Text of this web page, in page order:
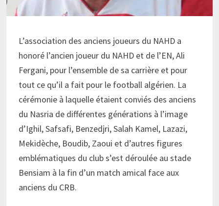
L’association des anciens joueurs du NAHD a
honoré l’ancien joueur du NAHD et de l’EN, Ali
Fergani, pour l’ensemble de sa carrière et pour
tout ce qu’il a fait pour le football algérien. La
cérémonie à laquelle étaient conviés des anciens
du Nasria de différentes générations à l’image
d’Ighil, Safsafi, Benzedjri, Salah Kamel, Lazazi,
Mekidèche, Boudib, Zaoui et d’autres figures
emblématiques du club s’est déroulée au stade
Bensiam à la fin d’un match amical face aux
anciens du CRB.